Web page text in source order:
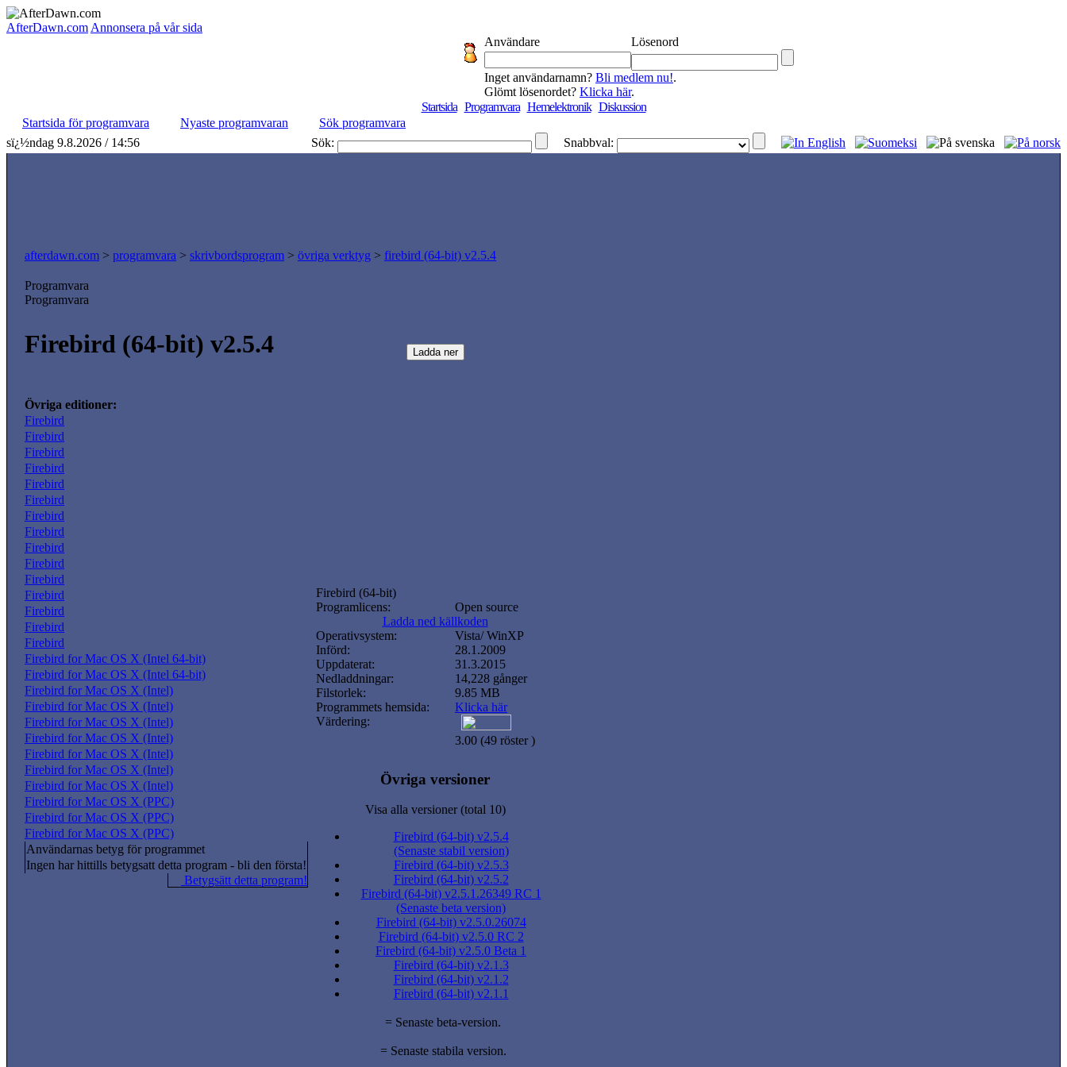
AfterDawn.com Annonsera på vår sida
Användare
Lösenord
Inget användarnamn? Bli medlem nu!.
Glömt lösenordet? Klicka här.
Startsida Programvara Hemelektronik Diskussion
Startsida för programvara
Nyaste programvaran
Sök programvara
sï¿½ndag 9.8.2026 / 14:56
Sök: Snabbval:
afterdawn.com > programvara > skrivbordsprogram > övriga verktyg > firebird (64-bit) v2.5.4
Programvara
Programvara
Firebird (64-bit) v2.5.4
Övriga editioner:
Firebird
Firebird
Firebird
Firebird
Firebird
Firebird
Firebird
Firebird
Firebird
Firebird
Firebird
Firebird
Firebird
Firebird
Firebird
Firebird for Mac OS X (Intel 64-bit)
Firebird for Mac OS X (Intel 64-bit)
Firebird for Mac OS X (Intel)
Firebird for Mac OS X (Intel)
Firebird for Mac OS X (Intel)
Firebird for Mac OS X (Intel)
Firebird for Mac OS X (Intel)
Firebird for Mac OS X (Intel)
Firebird for Mac OS X (Intel)
Firebird for Mac OS X (PPC)
Firebird for Mac OS X (PPC)
Firebird for Mac OS X (PPC)
Firebird (64-bit)
Programlicens:
Open source
Ladda ned källkoden
Operativsystem:
Vista/ WinXP
Införd:
28.1.2009
Uppdaterat:
31.3.2015
Nedladdningar:
14,228 gånger
Filstorlek:
9.85 MB
Programmets hemsida:
Klicka här
Värdering:
3.00 (49 röster )
Övriga versioner
Visa alla versioner (total 10)
Firebird (64-bit) v2.5.4
(Senaste stabil version)
Firebird (64-bit) v2.5.3
Firebird (64-bit) v2.5.2
Firebird (64-bit) v2.5.1.26349 RC 1
(Senaste beta version)
Firebird (64-bit) v2.5.0.26074
Firebird (64-bit) v2.5.0 RC 2
Firebird (64-bit) v2.5.0 Beta 1
Firebird (64-bit) v2.1.3
Firebird (64-bit) v2.1.2
Firebird (64-bit) v2.1.1
= Senaste beta-version.
= Senaste stabila version.
Användarnas betyg för programmet
Ingen har hittills betygsatt detta program - bli den första!
Betygsätt detta program!